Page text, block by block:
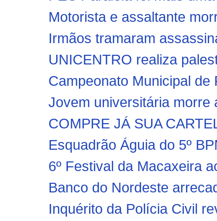
Motorista e assaltante
Irmãos tramaram
UNICENTRO realiza
Campeonato Municipal
Jovem universitária morre
COMPRE JÁ SUA
Esquadrão Águia do 5º
6º Festival da Macaxeira
Banco do Nordeste
Inquérito da Polícia Civil